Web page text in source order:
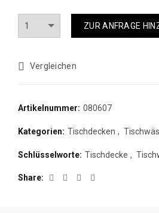
ZUR ANFRAGE
Vergleichen
Artikelnummer: 080607
Kategorien: Tischdecken ,
Schlüsselworte: Tischdecke ,
Share